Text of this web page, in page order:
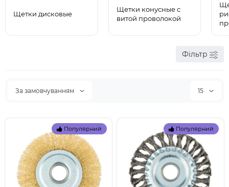
Щетки дисковые
Щетки конусные с
витой проволокой
Фільтр
За замовчуванням 15
Популярний Популярний